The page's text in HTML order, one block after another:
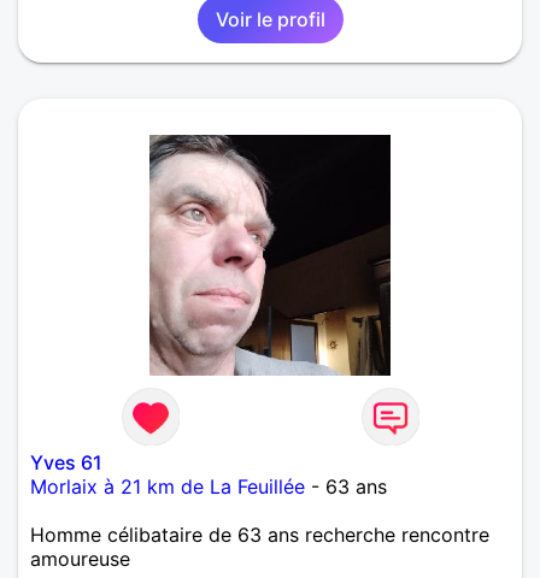
Voir le profil
Yves 61
Morlaix à 21 km de La Feuillée - 63 ans
Homme célibataire de 63 ans recherche rencontre
amoureuse